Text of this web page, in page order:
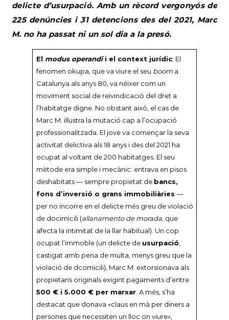
delicte d’usurpació. Amb un rècord vergonyós de
225 denúncies i 31 detencions des del 2021, Marc
M. no ha passat ni un sol dia a la presó.
El modus operandii el context jurídic: El
fenomen okupa, que va viure el seu booma
Catalunya als anys 80, va néixer com un
moviment social de reivindicació del dret a
l’habitatge digne. No obstant això, el cas de
Marc M. il·lustra la mutació cap a l’ocupació
professionalitzada. El jove va començar la seva
activitat delictiva als 18 anys i des del 2021 ha
ocupat al voltant de 200 habitatges. El seu
mètode era simple i mecànic: entrava en pisos
deshabitats — sempre propietat de bancs,
fons d’inversió o grans immobiliàries —
per no incorre en el delicte més greu de violació
de docimicili (allanamento de morada, que
afecta la intimitat de la llar habitual). Un cop
ocupat l’immoble (un delicte de usurpació
castigat amb pena de multa, menys greu que la
violació de dcomicili), Marc M. extorsionava als
propietaris originals exigint pagaments d’entre
500 € i 5.000 € per marxar. A més, s’ha
destacat que donava «claus en mà per diners a
persones que necessiten un lloc on viure»,